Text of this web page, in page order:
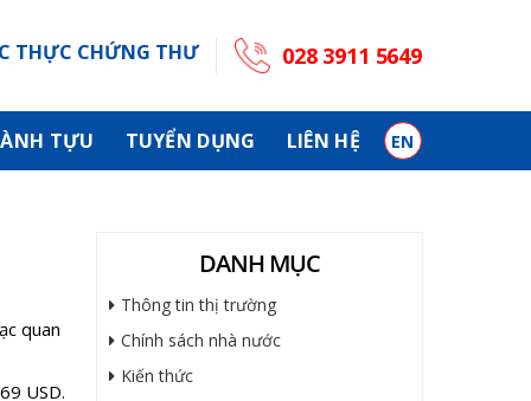
THỰC CHỨNG THƯ 028 3911 5649
TỰU TUYỂN DỤNG LIÊN HỆ EN
quan
USD.
DANH MỤC
Thông tin thị trường
Chính sách nhà nước
Kiến thức